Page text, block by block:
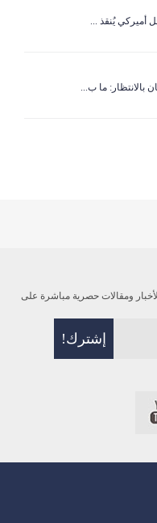
أميركي يُنقذ ...
بالانتظار: ما ب...
ومقالات حصرية مباشرة على